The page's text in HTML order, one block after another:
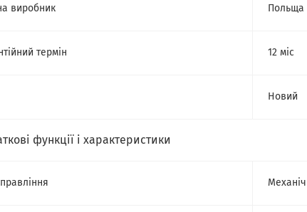
виробник Польща
термін 12 міс
Новий
функції і характеристики